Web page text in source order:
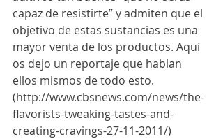
capaz de resistirte” y admiten que el
objetivo de estas sustancias es una
mayor venta de los productos. Aquí
os dejo un reportaje que hablan
ellos mismos de todo esto.
(http://www.cbsnews.com/news/the-
flavorists-tweaking-tastes-and-
creating-cravings-27-11-2011/)